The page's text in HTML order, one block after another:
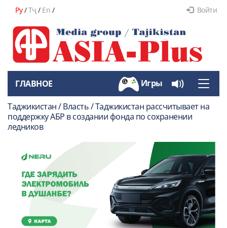
Ру/Тҷ/ En / Войти
Toggle
ГЛАВНОЕ Игры
Таджикистан / Власть / Таджикистан рассчитывает на
поддержку АБР в создании фонда по сохранении
ледников